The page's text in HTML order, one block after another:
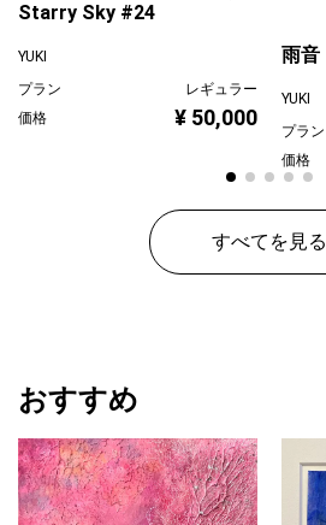
Starry Sky #24
YUKI
プラン
レギュラー
価格
¥ 50,000
雨音
YUKI
プラン
価格
すべてを見る
おすすめ